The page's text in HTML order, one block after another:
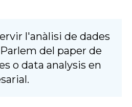
l'anàlisi de dades
del paper de
o data analysis en